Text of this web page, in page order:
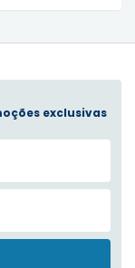
exclusivas